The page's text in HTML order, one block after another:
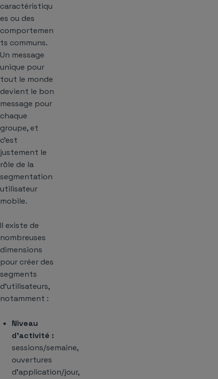
caractéristiqu
es ou des
comportemen
ts communs.
Un message
unique pour
tout le monde
devient le bon
message pour
chaque
groupe, et
c’est
justement le
rôle de la
segmentation
utilisateur
mobile.
Il existe de
nombreuses
dimensions
pour créer des
segments
d’utilisateurs,
notamment :
Niveau
d’activité :
sessions/semaine,
ouvertures
d’application/jour,